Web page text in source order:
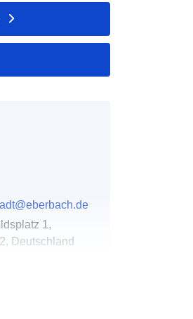
1,
Deutschland